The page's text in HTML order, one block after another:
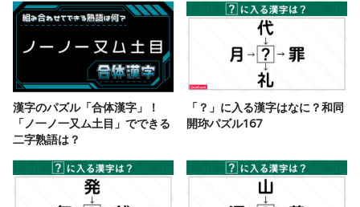
漢字のパズル「合体漢字」！
「ノ一ノ一又ム土目」でできる
二字熟語は？
「？」に入る漢字はなに？和同
開珎パズル167